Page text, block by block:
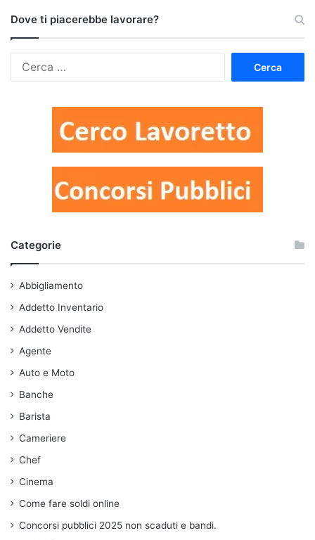
Dove ti piacerebbe lavorare?
Categorie
Abbigliamento
Addetto Inventario
Addetto Vendite
Agente
Auto e Moto
Banche
Barista
Cameriere
Chef
Cinema
Come fare soldi online
Concorsi pubblici 2025 non scaduti e bandi.